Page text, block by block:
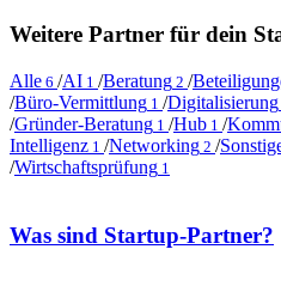
Weitere Partner für dein
Alle 6 /AI 1 /Beratung 2 /
/Büro-Vermittlung 1 /Digitalisierung
/Gründer-Beratung 1 /Hub 1 /
Intelligenz 1 /Networking 2 /
/Wirtschaftsprüfung 1
Was sind Startup-Partner?